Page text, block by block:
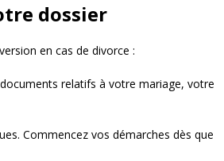
dossier
en cas de divorce :
relatifs à votre mariage, votre
Commencez vos démarches dès que